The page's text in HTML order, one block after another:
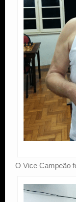
O Vice Campeão